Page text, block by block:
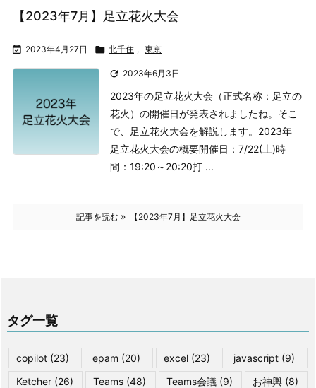
【2023年7月】足立花火大会
 2023年4月27日  北千住 , 東京
 2023年6月3日
2023年の足立花火大会（正式名称：足立の
花火）の開催日が発表されましたね。そこ
で、足立花火大会を解説します。 2023年
足立花火大会の概要開催日：7/22(土)時
間：19:20～20:20打 ...
記事を読む 【2023年7月】足立花火大会
タグ一覧
copilot (23) epam (20) excel (23) javascript (9)
Ketcher (26) Teams (48) Teams会議 (9) お神輿(8)